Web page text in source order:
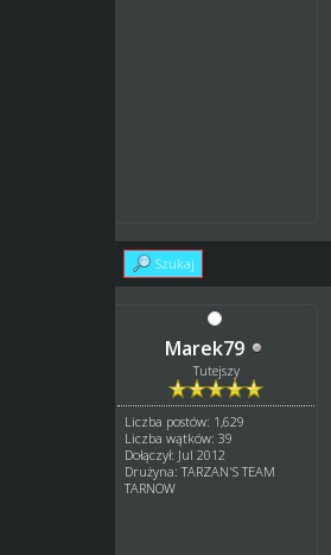
Szukaj
Marek79
Tutejszy
Liczba postów: 1,629
Liczba wątków: 39
Dołączył: Jul 2012
Drużyna: TARZAN'S TEAM
TARNOW